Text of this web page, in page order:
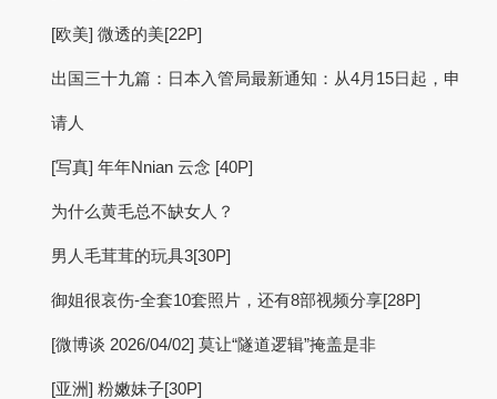
[欧美] 微透的美[22P]
出国三十九篇：日本入管局最新通知：从4月15日起，申
请人
[写真] 年年Nnian 云念 [40P]
为什么黄毛总不缺女人？
男人毛茸茸的玩具3[30P]
御姐很哀伤-全套10套照片，还有8部视频分享[28P]
[微博谈 2026/04/02] 莫让“隧道逻辑”掩盖是非
[亚洲] 粉嫩妹子[30P]